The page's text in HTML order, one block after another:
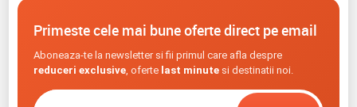
Primeste cele mai bune oferte direct pe email
Aboneaza-te la newsletter si fii primul care afla despre
reduceri exclusive, oferte last minutesi destinatii noi.